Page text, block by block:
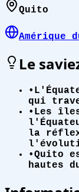
Quito
Amérique
Le
•
qui
• Les
la
•Quito
hautes